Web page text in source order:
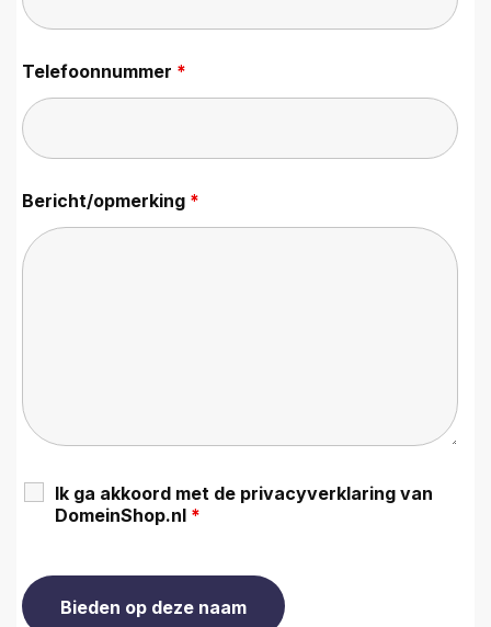
Telefoonnummer *
Bericht/opmerking *
Ik ga akkoord met de privacyverklaring van
DomeinShop.nl *